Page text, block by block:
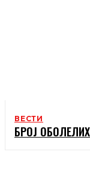
ВЕСТИ
БРОЈ